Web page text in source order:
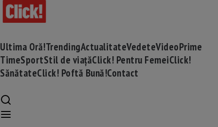
Ultima Oră!TrendingActualitateVedeteVideoPrime
TimeSportStil de viațăClick! Pentru FemeiClick!
SănătateClick! Poftă Bună!Contact